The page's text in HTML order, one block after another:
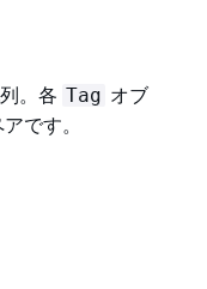
。各 Tag オブ
です。